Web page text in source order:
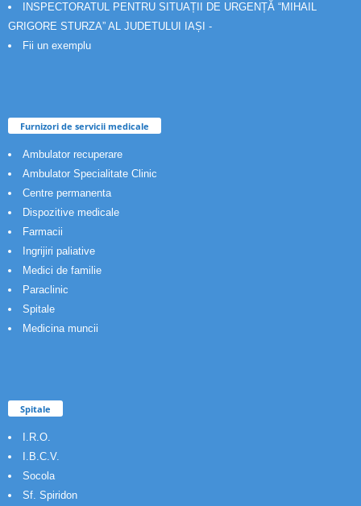
INSPECTORATUL PENTRU SITUAȚII DE URGENȚĂ “MIHAIL
GRIGORE STURZA” AL JUDETULUI IAȘI -
Fii un exemplu
Furnizori de servicii medicale
Ambulator recuperare
Ambulator Specialitate Clinic
Centre permanenta
Dispozitive medicale
Farmacii
Ingrijiri paliative
Medici de familie
Paraclinic
Spitale
Medicina muncii
Spitale
I.R.O.
I.B.C.V.
Socola
Sf. Spiridon